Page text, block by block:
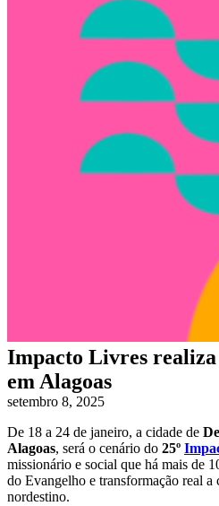
Impacto Livres
em Alagoas
setembro 8, 2025
De 18 a 24 de janeiro, a cidade de
Alagoas, será o cenário do 25º
missionário e social que há mais de
do Evangelho e transformação real a
nordestino.